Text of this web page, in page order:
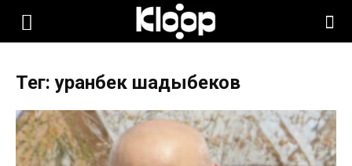
KLOOP.KG
Новости
Тег: уранбек шадыбеков